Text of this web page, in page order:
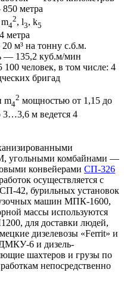
метра
4
2, l3, k5
метра
м³ на тонну с.б.м.
— 135,2 куб.м/мин
человек, в том числе: 4
бригад
m4
2 мощностью от 1,15 до
м ведется 4
угольными комбайнами —
конвейерами СП-326
осуществляется с
42, бурильных установок
машин МПК-1600,
массы используются
для доставки людей,
дизелевозы «Ferrit» и
ДМКУ-6 и дизель-
шахтеров и грузы по
непосредственно